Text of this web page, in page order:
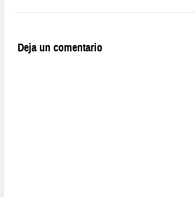
Deja un comentario